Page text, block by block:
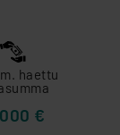
haettu
€